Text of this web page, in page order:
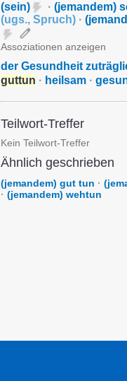
(sein)
· (jemandem)
(ugs., Spruch) ·
Assoziationen anzeigen
der Gesundheit
guttun · heilsam ·
Teilwort-Treffer
Kein Teilwort-Treffer
Ähnlich geschrieben
(jemandem) gut tun ·
· (jemandem) wehtun